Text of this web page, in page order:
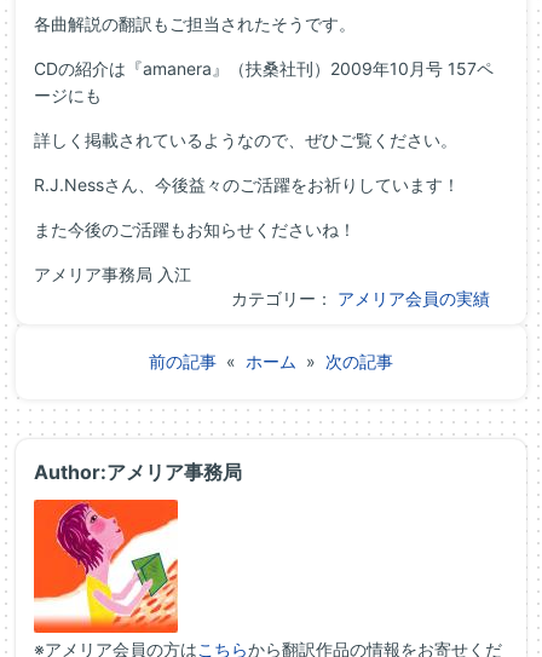
各曲解説の翻訳もご担当されたそうです。
CDの紹介は『amanera』（扶桑社刊）2009年10月号 157ペ
ージにも
詳しく掲載されているようなので、ぜひご覧ください。
R.J.Nessさん、今後益々のご活躍をお祈りしています！
また今後のご活躍もお知らせくださいね！
アメリア事務局 入江
カテゴリー： アメリア会員の実績
前の記事 « ホーム » 次の記事
Author:アメリア事務局
※アメリア会員の方はこちらから翻訳作品の情報をお寄せくだ